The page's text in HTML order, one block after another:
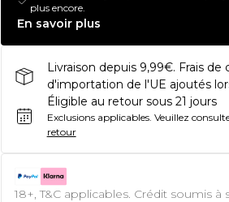
plus encore.
En savoir plus
Livraison depuis 9,99€. Frais de
d'importation de l'UE ajoutés
Éligible au retour sous 21 jours
Exclusions applicables. Veuillez
retour
18+, T&C applicables. Crédit soumis à